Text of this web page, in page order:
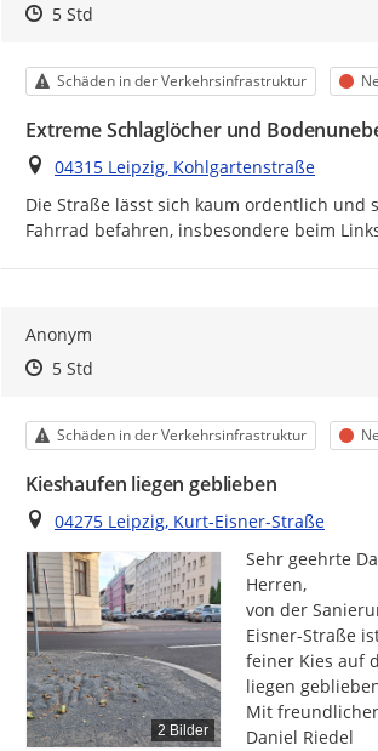
Zeitpunkt des Erstellens
Zeitpunkt des Erstellens
5 StdZur Äußerung
Kategorie
Schäden in der Verkehrsinfrastruktur
Extreme Schlaglöcher und
Ort
04315 Leipzig, Kohlgartenstraße
Die Straße lässt sich kaum ordentlich und
Fahrrad befahren, insbesondere beim
Anonym
Zeitpunkt des Erstellens
Zeitpunkt des Erstellens
5 StdZur Äußerung
Kategorie
Schäden in der Verkehrsinfrastruktur
Kieshaufen liegen geblieben
Ort
04275 Leipzig, Kurt-Eisner-Straße
2 Bilder
Sehr geehrte
Herren,
von der
Eisner-Straße
feiner Kies auf
liegen
Mit
Daniel Riedel